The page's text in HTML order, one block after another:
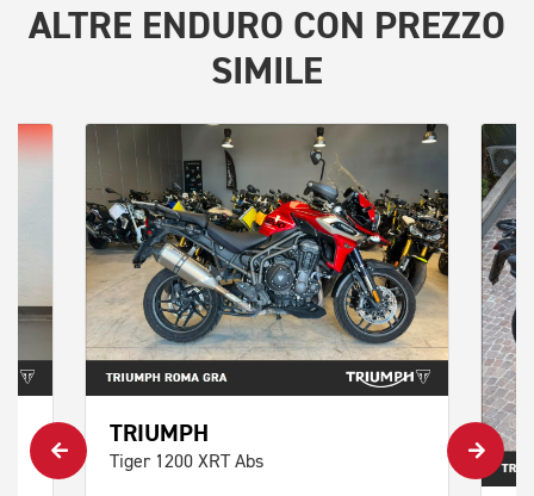
ALTRE ENDURO CON PREZZO
SIMILE
TRIUMPH
Tiger 1200 XRT Abs